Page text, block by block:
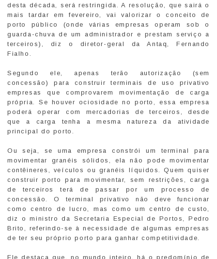
desta década, será restringida. A resolução, que sairá o
mais tardar em fevereiro, vai valorizar o conceito de
porto público (onde várias empresas operam sob o
guarda-chuva de um administrador e prestam serviço a
terceiros), diz o diretor-geral da Antaq, Fernando
Fialho.
Segundo ele, apenas terão autorização (sem
concessão) para construir terminais de uso privativo
empresas que comprovarem movimentação de carga
própria. Se houver ociosidade no porto, essa empresa
poderá operar com mercadorias de terceiros, desde
que a carga tenha a mesma natureza da atividade
principal do porto.
Ou seja, se uma empresa constrói um terminal para
movimentar granéis sólidos, ela não pode movimentar
contêineres, veículos ou granéis líquidos. Quem quiser
construir porto para movimentar, sem restrições, carga
de terceiros terá de passar por um processo de
concessão. O terminal privativo não deve funcionar
como centro de lucro, mas como um centro de custo,
diz o ministro da Secretaria Especial de Portos, Pedro
Brito, referindo-se à necessidade de algumas empresas
de ter seu próprio porto para ganhar competitividade.
Ele destaca que, no mundo inteiro, há o predomínio de